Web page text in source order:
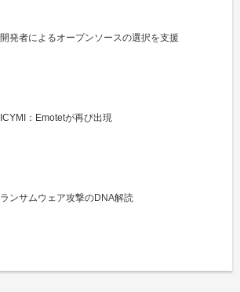
開発者によるオープンソースの選択を支援
ICYMI：Emotetが再び出現
ランサムウェア攻撃のDNA解読